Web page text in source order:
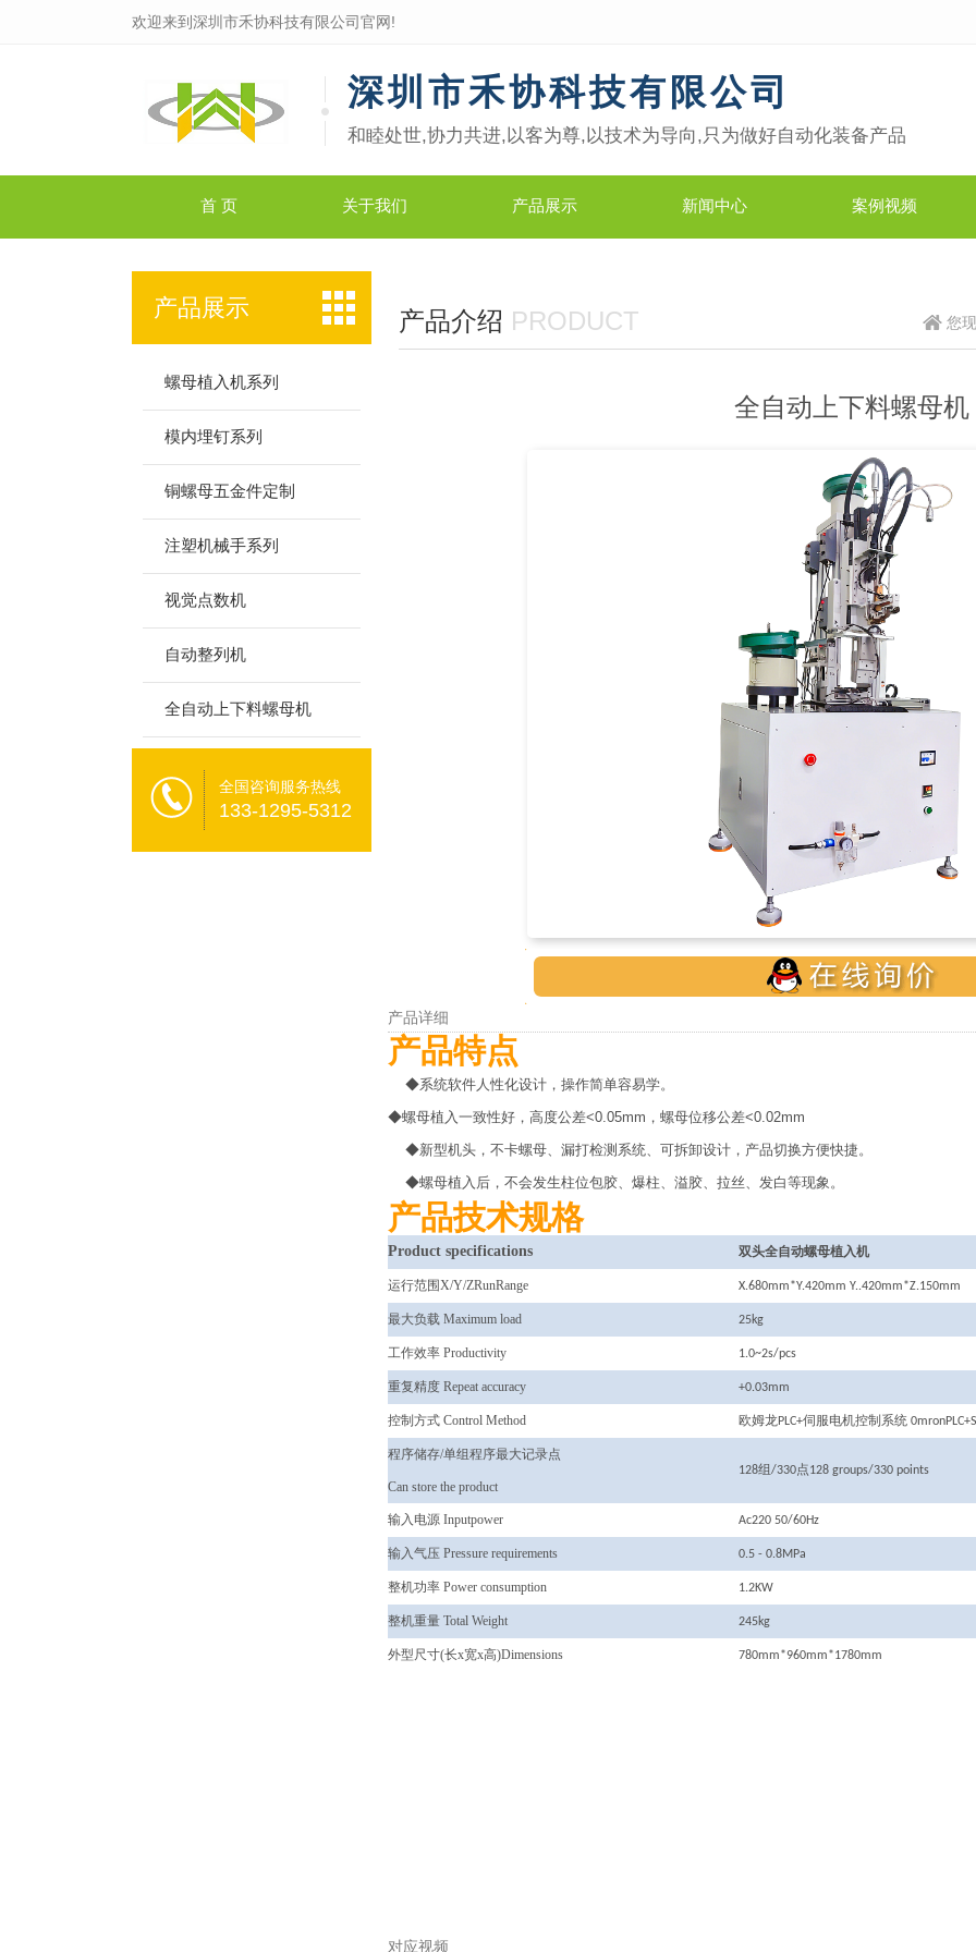
欢迎来到深圳市禾协科技有限公司官网!
深圳市禾协科技有限公司
和睦处世,协力共进,以客为尊,以技术为导向,只为做好自动化装备产品
首 页 关于我们 产品展示 新闻中心 案例视频
产品展示
螺母植入机系列
模内埋钉系列
铜螺母五金件定制
注塑机械手系列
视觉点数机
自动整列机
全自动上下料螺母机
全国咨询服务热线
133-1295-5312
产品介绍 PRODUCT 您
全自动上下料螺母机
产品详细
产品特点
◆系统软件人性化设计，操作简单容易学。
◆螺母植入一致性好，高度公差<0.05mm，螺母位移公差<0.02mm
◆新型机头，不卡螺母、漏打检测系统、可拆卸设计，产品切换方便快捷。
◆螺母植入后，不会发生柱位包胶、爆柱、溢胶、拉丝、发白等现象。
产品技术规格
Product specifications 双头全自动螺母植入机
运行范围X/Y/ZRunRange X.680mm*Y.420mm Y..420mm*Z.150mm
最大负载 Maximum load 25kg
工作效率 Productivity 1.0~2s/pcs
重复精度 Repeat accuracy +0.03mm
控制方式 Control Method 欧姆龙PLC+伺服电机控制系统
程序储存/单组程序最大记录点
Can store the product
128组/330点128 groups/330 points
输入电源 Inputpower Ac220 50/60Hz
输入气压 Pressure requirements 0.5 - 0.8MPa
整机功率 Power consumption 1.2KW
整机重量 Total Weight 245kg
外型尺寸(长x宽x高)Dimensions 780mm*960mm*1780mm
对应视频